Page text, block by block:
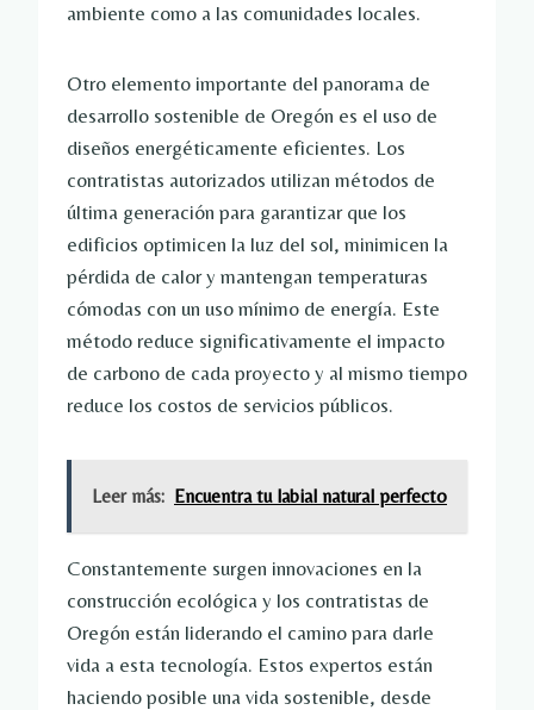
ambiente como a las comunidades locales.
Otro elemento importante del panorama de
desarrollo sostenible de Oregón es el uso de
diseños energéticamente eficientes. Los
contratistas autorizados utilizan métodos de
última generación para garantizar que los
edificios optimicen la luz del sol, minimicen la
pérdida de calor y mantengan temperaturas
cómodas con un uso mínimo de energía. Este
método reduce significativamente el impacto
de carbono de cada proyecto y al mismo tiempo
reduce los costos de servicios públicos.
Leer más: Encuentra tu labial natural perfecto
Constantemente surgen innovaciones en la
construcción ecológica y los contratistas de
Oregón están liderando el camino para darle
vida a esta tecnología. Estos expertos están
haciendo posible una vida sostenible, desde